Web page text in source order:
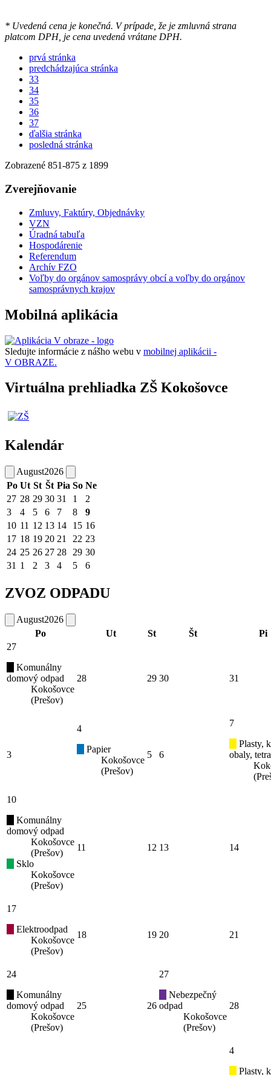
* Uvedená cena je konečná. V prípade, že je zmluvná strana
platcom DPH, je cena uvedená vrátane DPH.
prvá stránka
predchádzajúca stránka
33
34
35
36
37
ďalšia stránka
posledná stránka
Zobrazené 851-875 z 1899
Zverejňovanie
Zmluvy, Faktúry, Objednávky
VZN
Úradná tabuľa
Hospodárenie
Referendum
Archív FZO
Voľby do orgánov samosprávy obcí a voľby do orgánov
samosprávnych krajov
Mobilná aplikácia
Sledujte informácie z nášho webu v mobilnej aplikácii -
V OBRAZE.
Virtuálna prehliadka ZŠ Kokošovce
Kalendár
August2026
Po Ut St Št Pia So Ne
27 28 29 30 31 1
2
3
4 5 6 7 8
9
10 11 12 13 14 15 16
17 18 19 20 21 22 23
24 25 26 27 28 29 30
31 1 2 3 4 5 6
ZVOZ ODPADU
August2026
Po
Ut St Št
Pi
27
Komunálny
domový odpad
Kokošovce
(Prešov)
28 29 30 31
3
4
Papier
Kokošovce
(Prešov)
5 6
7
Plasty,
obaly,
10
Komunálny
domový odpad
Kokošovce
(Prešov)
Sklo
Kokošovce
(Prešov)
11 12 13 14
17
Elektroodpad
Kokošovce
(Prešov)
18 19 20 21
24
Komunálny
domový odpad
Kokošovce
(Prešov)
25 26
27
Nebezpečný
odpad
Kokošovce
(Prešov)
28
4
Plasty,